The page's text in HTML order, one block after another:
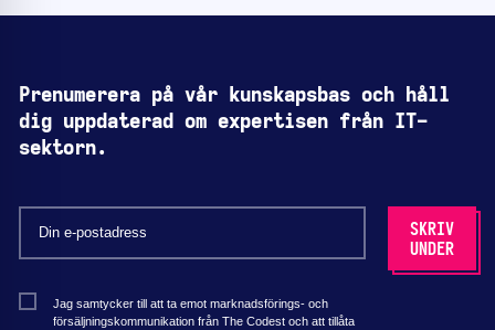
Prenumerera på vår kunskapsbas och håll
dig uppdaterad om expertisen från IT-
sektorn.
Jag samtycker till att ta emot marknadsförings- och
försäljningskommunikation från The Codest och att tillåta